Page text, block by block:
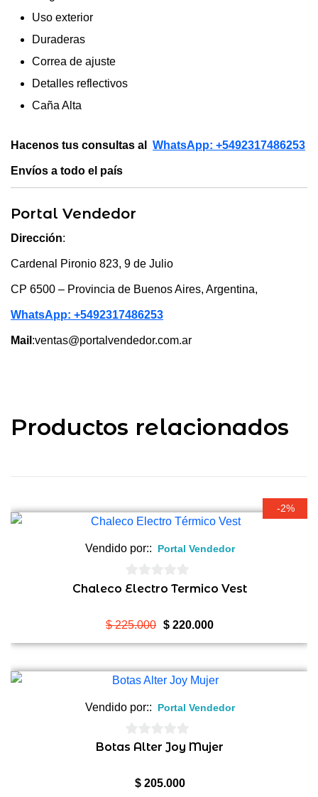
Uso exterior
Duraderas
Correa de ajuste
Detalles reflectivos
Caña Alta
Hacenos tus consultas al WhatsApp: +5492317486253
Envíos a todo el país
Portal Vendedor
Dirección:
Cardenal Pironio 823, 9 de Julio
CP 6500 – Provincia de Buenos Aires, Argentina,
WhatsApp: +5492317486253
Mail :ventas@portalvendedor.com.ar
Productos relacionados
-2%
Vendido por:: Portal Vendedor
0
5
Chaleco Electro Termico Vest
$225.000 El
precio
era:
$ 220.000El
precio
es:
Vendido por:: Portal Vendedor
0
Botas Alter Joy Mujer
$205.000